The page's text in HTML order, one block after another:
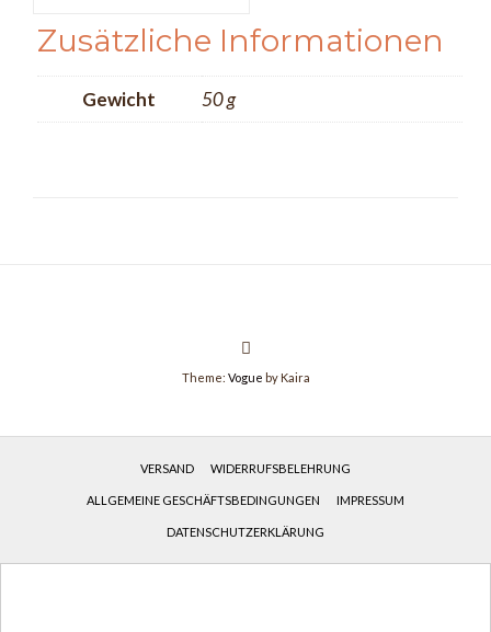
Zusätzliche Informationen
Gewicht 50 g
Theme: Vogue by Kaira
VERSAND WIDERRUFSBELEHRUNG
ALLGEMEINE GESCHÄFTSBEDINGUNGEN IMPRESSUM
DATENSCHUTZERKLÄRUNG